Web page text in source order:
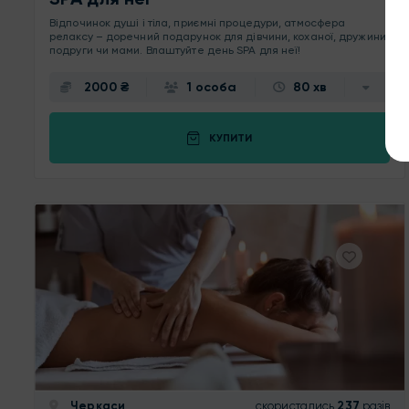
Відпочинок душі і тіла, приємні процедури, атмосфера
релаксу – доречний подарунок для дівчини, коханої, дружини,
подруги чи мами. Влаштуйте день SPA для неї!
2000 ₴ 1 особа 80 хв
КУПИТИ
Черкаси скористались 237 разів